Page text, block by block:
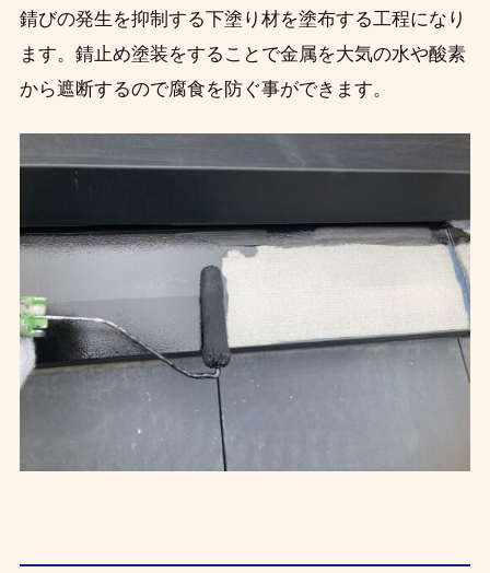
錆びの発生を抑制する下塗り材を塗布する工程になり
ます。錆止め塗装をすることで金属を大気の水や酸素
から遮断するので腐食を防ぐ事ができます。